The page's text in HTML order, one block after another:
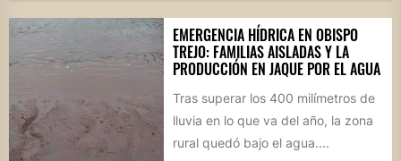
EMERGENCIA HÍDRICA EN OBISPO
TREJO: FAMILIAS AISLADAS Y LA
PRODUCCIÓN EN JAQUE POR EL AGUA
Tras superar los 400 milímetros de
lluvia en lo que va del año, la zona
rural quedó bajo el agua....